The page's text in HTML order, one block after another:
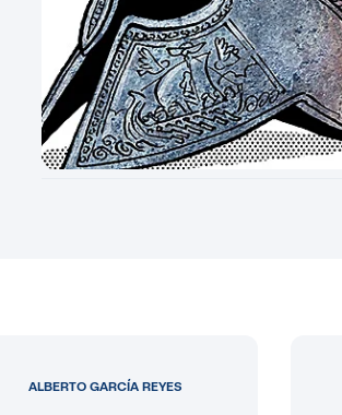
ALBERTO GARCÍA REYES